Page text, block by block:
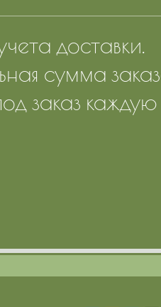
доставки.
сумма
заказ